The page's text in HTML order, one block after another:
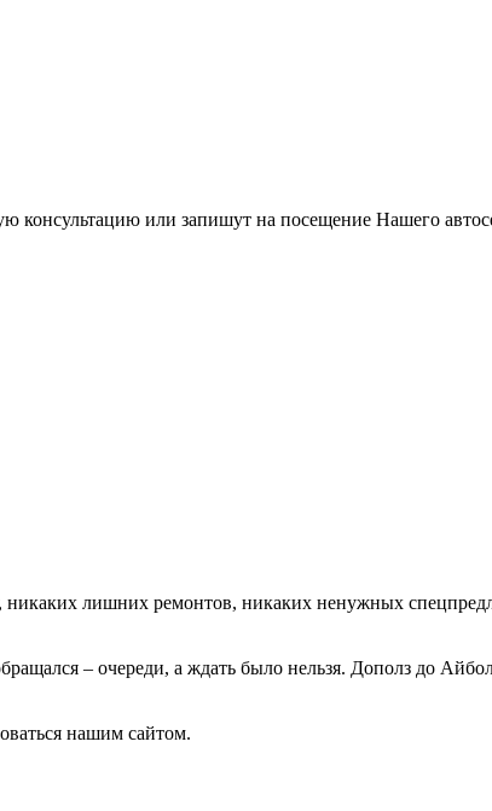
консультацию или запишут на посещение Нашего
лишних ремонтов, никаких ненужных
– очереди, а ждать было нельзя. Дополз до
нашим сайтом.